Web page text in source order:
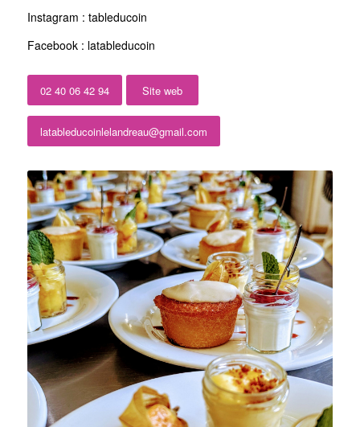
Instagram : tableducoin
Facebook : latableducoin
02 40 06 42 94 Site web
latableducoinlelandreau@gmail.com